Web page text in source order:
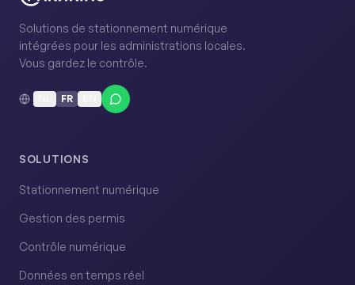
Solutions de stationnement numérique
intégrées pour les administrations locales.
Vous gardez le contrôle.
FR
SOLUTIONS
Stationnement numérique
Gestion des permis
Contrôle numérique
Données en temps réel